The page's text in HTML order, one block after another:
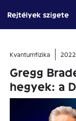
tartalomba
Rejtélyek szigete
Kvantumfizika
Gregg
hegyek: a